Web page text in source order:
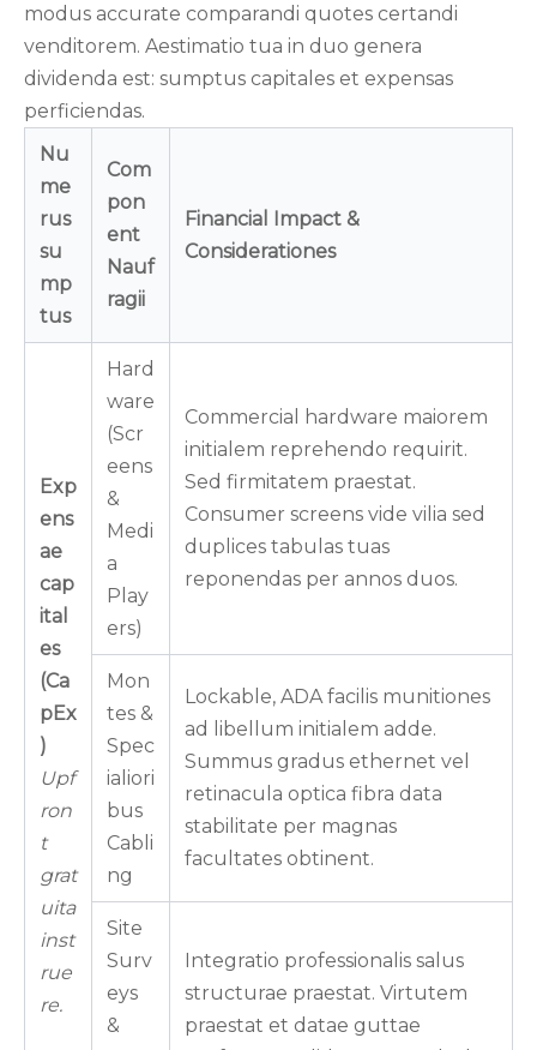
modus accurate comparandi quotes certandi
venditorem. Aestimatio tua in duo genera
dividenda est: sumptus capitales et expensas
perficiendas.
Nu
me
rus
su
mp
tus
Com
pon
ent
Nauf
ragii
Financial Impact &
Considerationes
Exp
ens
ae
cap
ital
es
(Ca
pEx
)
Upf
ron
t
grat
uita
inst
rue
re.
Hard
ware
(Scr
eens
&
Medi
a
Play
ers)
Commercial hardware maiorem
initialem reprehendo requirit.
Sed firmitatem praestat.
Consumer screens vide vilia sed
duplices tabulas tuas
reponendas per annos duos.
Mon
tes &
Spec
ialiori
bus
Cabli
ng
Lockable, ADA facilis munitiones
ad libellum initialem adde.
Summus gradus ethernet vel
retinacula optica fibra data
stabilitate per magnas
facultates obtinent.
Site
Surv
eys
&
Integratio professionalis salus
structurae praestat. Virtutem
praestat et datae guttae